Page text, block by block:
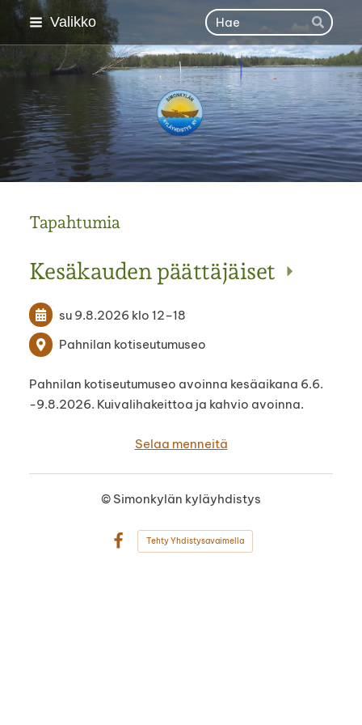
Siirry
sisältöön
Valikko Haku
Hae
Simonkylän
Tapahtumia
Kesäkauden päättäjäiset
su 9.8.2026 klo 12–18
Pahnilan kotiseutumuseo
Pahnilan kotiseutumuseo avoinna kesäaikana 6.6.
-9.8.2026. Kuivalihakeittoa ja kahvio avoinna.
Selaa menneitä
© Simonkylän kyläyhdistys
Tehty Yhdistysavaimella